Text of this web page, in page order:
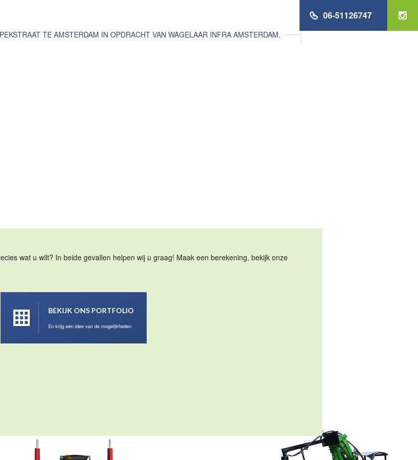
06-51126747
TE AMSTERDAM IN OPDRACHT VAN WAGELAAR INFRA AMSTERDAM.
wat u wilt? In beide gevallen helpen wij u graag! Maak een berekening, bekijk onze
BEKIJK ONS PORTFOLIO
En krijg een idee van de mogelijkheden